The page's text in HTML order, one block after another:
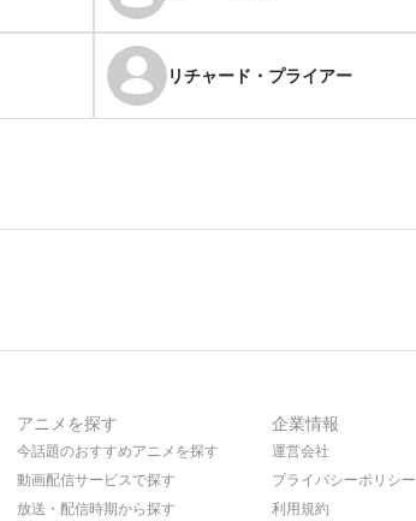
リチャード・プライアー
アニメを探す
今話題のおすすめアニメを探す
動画配信サービスで探す
放送・配信時期から探す
企業情報
運営会社
プライバシーポリシー
利用規約